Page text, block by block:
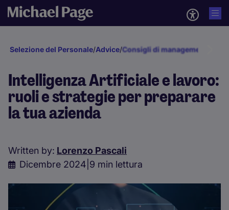
Selezione del Personale/Advice/Consigli di management
Intelligenza Artificiale e lavoro:
ruoli e strategie per preparare
la tua azienda
Written by: Lorenzo Pascali
Dicembre 2024 9 min lettura